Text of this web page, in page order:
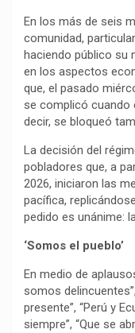
En los más de seis
comunidad,
haciendo público su
en los aspectos
que, el pasado
se complicó cuando
decir, se bloqueó
La decisión del
pobladores que, a
2026, iniciaron las
pacífica,
pedido es unánime:
‘Somos el pueblo’
En medio de
somos
presente”, “Perú y
siempre”, “Que se